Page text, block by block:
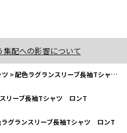
配への影響について
>配色ラグランスリーブ長袖Tシャツ ロンT
リーブ長袖Tシャツ ロンT
ラグランスリーブ長袖Tシャツ ロンT